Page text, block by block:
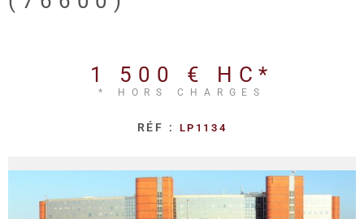
1 500 € HC*
* HORS CHARGES
RÉF : LP1134